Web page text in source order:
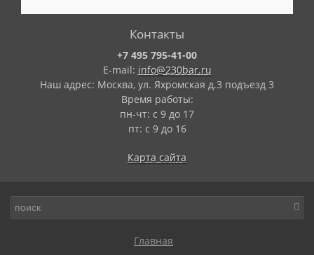
Контакты
+7 495 795-41-00
E-mail: info@230bar.ru
Наш адрес: Москва, ул. Яхромская д.3 подъезд 3
Время работы:
пн-чт: с 9 до 17
пт: с 9 до 16
Карта сайта
Главная